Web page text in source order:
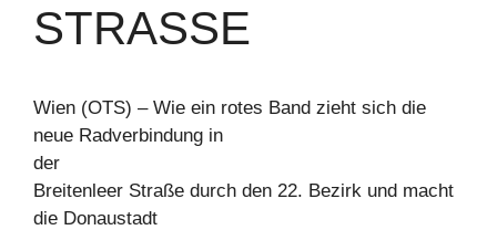
STRASSE
Wien (OTS) – Wie ein rotes Band zieht sich die
neue Radverbindung in
der
Breitenleer Straße durch den 22. Bezirk und macht
die Donaustadt